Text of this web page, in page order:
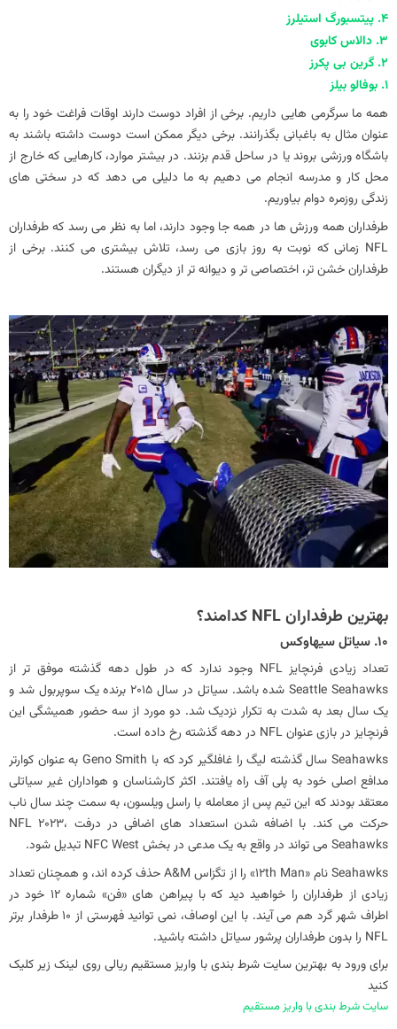
4. پیتسبورگ استیلرز
3. دالاس کابوی
2. گرین بی پکرز
1. بوفالو بیلز
همه ما سرگرمی هایی داریم. برخی از افراد دوست دارند اوقات فراغت خود را به
عنوان مثال به باغبانی بگذرانند. برخی دیگر ممکن است دوست داشته باشند به
باشگاه ورزشی بروند یا در ساحل قدم بزنند. در بیشتر موارد، کارهایی که خارج از
محل کار و مدرسه انجام می ‌دهیم به ما دلیلی می‌ دهد که در سختی‌ های
زندگی روزمره دوام بیاوریم.
طرفداران همه ورزش‌ ها در همه جا وجود دارند، اما به نظر می‌ رسد که طرفداران
NFL زمانی که نوبت به روز بازی می‌ رسد، تلاش بیشتری می‌ کنند. برخی از
طرفداران خشن تر، اختصاصی تر و دیوانه تر از دیگران هستند.
بهترین طرفداران NFL کدامند؟
10. سیاتل سیهاوکس
تعداد زیادی فرنچایز NFL وجود ندارد که در طول دهه گذشته موفق تر از
Seattle Seahawks شده باشد. سیاتل در سال 2015 برنده یک سوپربول شد و
یک سال بعد به شدت به تکرار نزدیک شد. دو مورد از سه حضور همیشگی این
فرنچایز در بازی عنوان NFL در دهه گذشته رخ داده است.
‏Seahawks سال گذشته لیگ را غافلگیر کرد که با Geno Smith به عنوان کوارتر
مدافع اصلی خود به پلی آف راه یافتند. اکثر کارشناسان و هواداران غیر سیاتلی
معتقد بودند که این تیم پس از معامله با راسل ویلسون، به سمت چند سال ناب
حرکت می کند. با اضافه شدن استعداد های اضافی در درفت NFL 2023،
Seahawks می تواند در واقع به یک مدعی در بخش NFC West تبدیل شود.
‏Seahawks نام «12th Man» را از تگزاس A&M حذف کرده‌ اند، و همچنان تعداد
زیادی از طرفداران را خواهید دید که با پیراهن‌ های «فن» شماره 12 خود در
اطراف شهر گرد هم می‌ آیند. با این اوصاف، نمی‌ توانید فهرستی از 10 طرفدار برتر
NFL را بدون طرفداران پرشور سیاتل داشته باشید.
برای ورود به بهترینسایت شرط بندیبا واریز مستقیم ریالی روی لینک زیر کلیک
کنید
سایت شرط بندی با واریز مستقیم